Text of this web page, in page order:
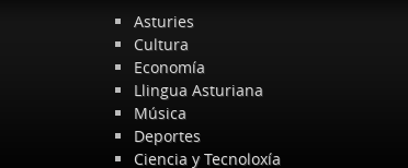
Asturies
Cultura
Economía
Llingua Asturiana
Música
Deportes
Ciencia y Tecnoloxía